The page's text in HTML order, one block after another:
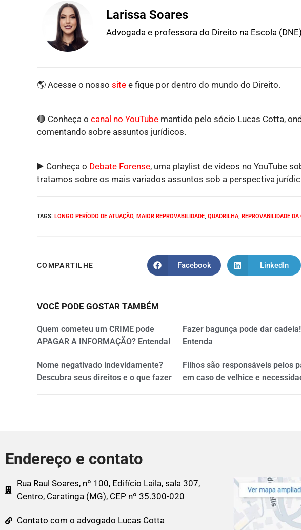
Larissa Soares
Advogada e professora do Direito na Escola
🌎 Acesse o nosso site e fique por dentro do mundo do Direito.
🔴 Conheça o canal no YouTube mantido pelo sócio Lucas Cotta,
comentando sobre assuntos jurídicos.
▶️ Conheça o Debate Forense, uma playlist de vídeos no YouTube
tratamos sobre os mais variados assuntos sob a perspectiva
TAGS: LONGO PERÍODO DE ATUAÇÃO, MAIOR REPROVABILIDADE, QUADRILHA, REPROVABILIDADE DA
COMPARTILHE Facebook LinkedIn
VOCÊ PODE GOSTAR TAMBÉM
Quem cometeu um CRIME pode
APAGAR A INFORMAÇÃO? Entenda!
Fazer bagunça pode dar cadeia!
Entenda
Nome negativado indevidamente?
Descubra seus direitos e o que fazer
Filhos são responsáveis pelos
em caso de velhice e
Endereço e contato
Rua Raul Soares, nº 100, Edifício Laila, sala 307,
Centro, Caratinga (MG), CEP nº 35.300-020
Contato com o advogado Lucas Cotta